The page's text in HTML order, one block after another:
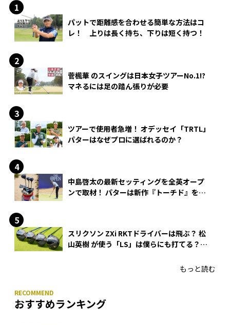
パットで距離感を合わせる簡単な方法はコ
レ！ 上りは長く持ち、下りは短く持つ！
菅楓華 のスイングは日本女子ツアーNo.1!?
マネるには足の踏ん張りが必要
ツアーで使用者急増！ オデッセイ「TRTL」
パターはなぜプロに選ばれるのか？
中島啓太の最新セッティングを全英オープ
ンで取材！ パターは新作『トーチド』を投
スリクソン ZXi RKTドライバーは飛ぶ？ 松
山英樹 が使う「LS」は僕らにも打てる？
もっと読む
おすすめランキング